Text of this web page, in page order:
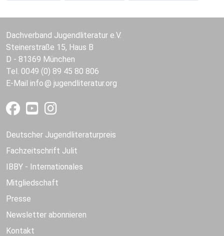
Dachverband Jugendliteratur e.V.
Steinerstraße 15, Haus B
D - 81369 München
Tel. 0049 (0) 89 45 80 806
E-Mail info jugendliteratur.org
Deutscher Jugendliteraturpreis
Fachzeitschrift Julit
IBBY - Internationales
Mitgliedschaft
Presse
Newsletter abonnieren
Kontakt